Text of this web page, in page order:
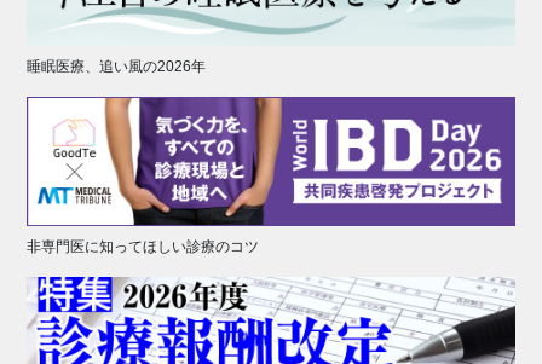
睡眠医療、追い風の2026年
非専門医に知ってほしい診療のコツ